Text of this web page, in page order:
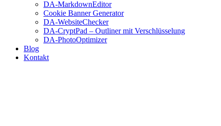
DA-MarkdownEditor
Cookie Banner Generator
DA-WebsiteChecker
DA-CryptPad – Outliner mit Verschlüsselung
DA-PhotoOptimizer
Blog
Kontakt